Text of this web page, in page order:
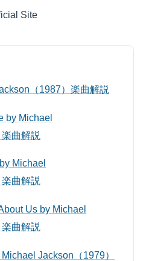
Site
（1987）楽曲解説
by Michael
曲解説
Michael
曲解説
Us by Michael
曲解説
Jackson（1979）